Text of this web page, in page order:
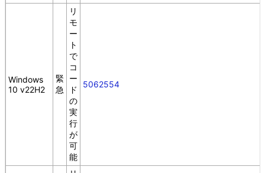
Windows
10 v22H2
緊
急
リ
モ
ー
ト
で
コ
ー
ド
の
実
行
が
可
能
5062554